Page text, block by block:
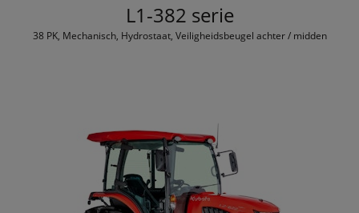
L1-382 serie
38 PK, Mechanisch, Hydrostaat, Veiligheidsbeugel achter / midden